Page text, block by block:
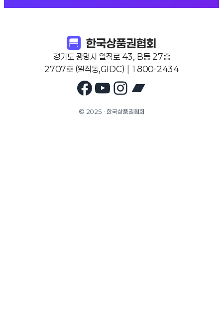
경기도 광명시 일직로 43, B동 27층
2707호 (일직동,GIDC) | 1800-2434
Facebook
YouTube
Instagram
© 2025 · 한국상품권협회